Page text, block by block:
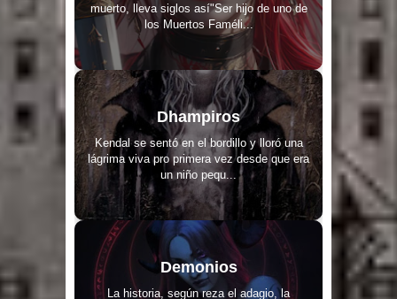
muerto, lleva siglos así"Ser hijo de uno de
los Muertos Faméli...
Dhampiros
Kendal se sentó en el bordillo y lloró una
lágrima viva pro primera vez desde que era
un niño pequ...
Demonios
La historia, según reza el adagio, la